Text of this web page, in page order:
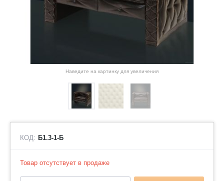
Наведите на картинку для увеличения
КОД: Б1.3-1-Б
Товар отсутствует в продаже